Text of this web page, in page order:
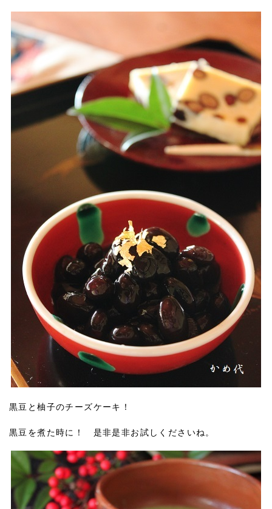
黒豆と柚子のチーズケーキ！
黒豆を煮た時に！ 是非是非お試しくださいね。